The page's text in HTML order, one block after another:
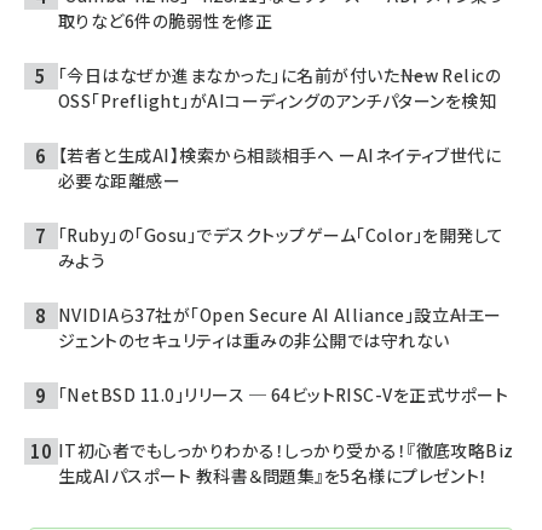
取りなど6件の脆弱性を修正
「今日はなぜか進まなかった」に名前が付いた――New Relicの
OSS「Preflight」がAIコーディングのアンチパターンを検知
【若者と生成AI】検索から相談相手へ ーAIネイティブ世代に
必要な距離感ー
「Ruby」の「Gosu」でデスクトップゲーム「Color」を開発して
みよう
NVIDIAら37社が「Open Secure AI Alliance」設立――AIエー
ジェントのセキュリティは重みの非公開では守れない
「NetBSD 11.0」リリース ─ 64ビットRISC-Vを正式サポート
IT初心者でもしっかりわかる！しっかり受かる！『徹底攻略Biz
生成AIパスポート 教科書＆問題集』を5名様にプレゼント！